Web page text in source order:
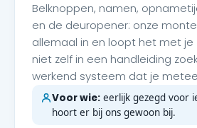
Belknoppen, namen,
en de deuropener: onze
allemaal in en loopt het met
niet zelf in een handleiding
werkend systeem dat je
Voor wie: eerlijk gezegd voor
hoort er bij ons gewoon bij.